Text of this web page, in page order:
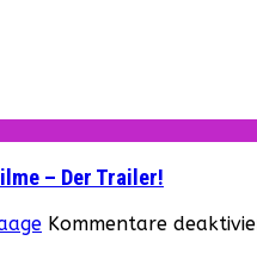
– Der Trailer!
Kommentare